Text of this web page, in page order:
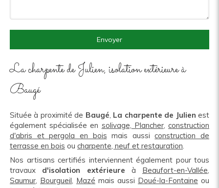
Envoyer
La charpente de Julien, isolation extérieure à
Baugé
Située à proximité de Baugé, La charpente de Julien est
également spécialisée en solivage, Plancher,construction
d'abris et pergola en bois mais aussiconstruction de
terrasse en bois ou charpente, neuf et restauration.
Nos artisans certifiés interviennent également pour tous
travaux d'isolation extérieure à Beaufort-en-Vallée,
Saumur, Bourgueil, Mazé mais aussi Doué-la-Fontaine ou